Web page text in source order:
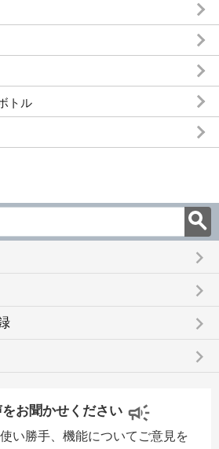
トル
keyboard_arrow_right
keyboard_arrow_right
keyboard_arrow_right
keyboard_arrow_right
お聞かせください
い勝手、機能についてご意見を